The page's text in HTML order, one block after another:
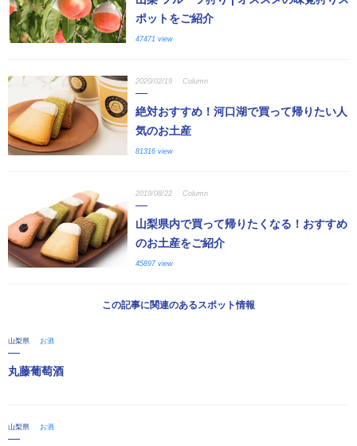
ポットをご紹介
47471 view
2020/02/19 Column
絶対おすすめ！河口湖で買って帰りたい人
気のお土産
81316 view
2019/08/22 Column
山梨県内で買って帰りたくなる！おすすめ
のお土産をご紹介
45897 view
この記事に関連のあるスポット情報
山梨県 お酒
丸藤葡萄酒
山梨県 お酒